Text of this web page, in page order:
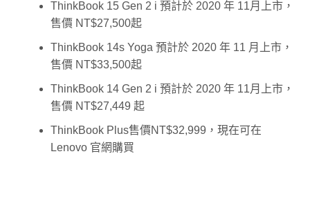
ThinkBook 15 Gen 2 i 預計於 2020 年 11月上市，
售價 NT$27,500起
ThinkBook 14s Yoga 預計於 2020 年 11 月上市，
售價 NT$33,500起
ThinkBook 14 Gen 2 i 預計於 2020 年 11月上市，
售價 NT$27,449 起
ThinkBook Plus售價NT$32,999，現在可在
Lenovo 官網購買